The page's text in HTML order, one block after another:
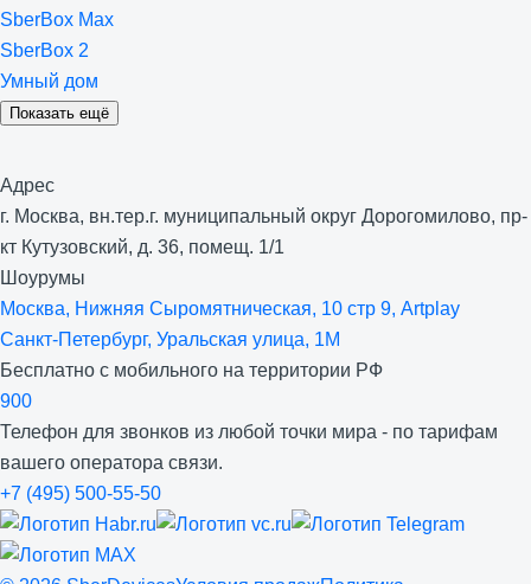
SberBox Max
SberBox 2
Умный дом
Показать ещё
Адрес
г. Москва, вн.тер.г. муниципальный округ Дорогомилово, пр-
кт Кутузовский, д. 36, помещ. 1/1
Шоурумы
Москва, Нижняя Сыро­мятническая, 10 стр 9, Artplay
Санкт-Петербург, Уральская улица, 1М
Бесплатно с мобильного на территории РФ
900
Телефон для звонков из любой точки мира - по тарифам
вашего оператора связи.
+7 (495) 500-55-50